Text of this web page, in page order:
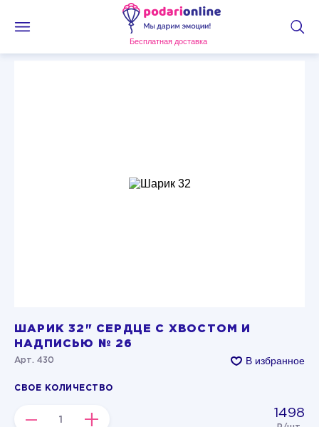
Бесплатная доставка
ШАРИК 32" СЕРДЦЕ С ХВОСТОМ И
НАДПИСЬЮ № 26
Арт. 430 В избранное
СВОЕ КОЛИЧЕСТВО
– + 1498